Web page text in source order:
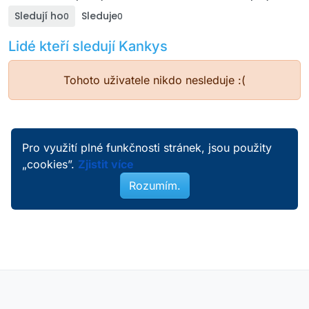
Sledují ho0 Sleduje0
Lidé kteří sledují Kankys
Tohoto uživatele nikdo nesleduje :(
Pro využití plné funkčnosti stránek, jsou použity
„cookies”. Zjistit více
Rozumím.